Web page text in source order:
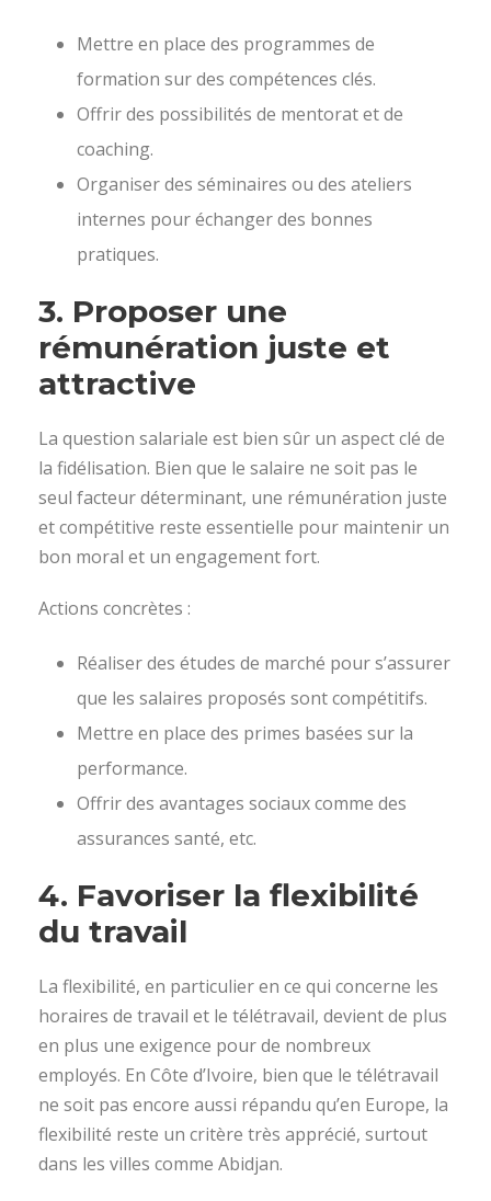
Mettre en place des programmes de
formation sur des compétences clés.
Offrir des possibilités de mentorat et de
coaching.
Organiser des séminaires ou des ateliers
internes pour échanger des bonnes
pratiques.
3. Proposer une
rémunération juste et
attractive
La question salariale est bien sûr un aspect clé de
la fidélisation. Bien que le salaire ne soit pas le
seul facteur déterminant, une rémunération juste
et compétitive reste essentielle pour maintenir un
bon moral et un engagement fort.
Actions concrètes :
Réaliser des études de marché pour s’assurer
que les salaires proposés sont compétitifs.
Mettre en place des primes basées sur la
performance.
Offrir des avantages sociaux comme des
assurances santé, etc.
4. Favoriser la flexibilité
du travail
La flexibilité, en particulier en ce qui concerne les
horaires de travail et le télétravail, devient de plus
en plus une exigence pour de nombreux
employés. En Côte d’Ivoire, bien que le télétravail
ne soit pas encore aussi répandu qu’en Europe, la
flexibilité reste un critère très apprécié, surtout
dans les villes comme Abidjan.